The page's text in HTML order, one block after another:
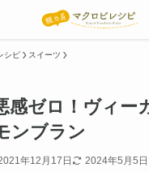
シピ スイーツ
感ゼロ！ヴィー
ンブラン
年12月17日 2024年5月5日